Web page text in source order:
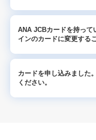
ANA JCBカードを持って
インのカードに変更する
カードを申し込みました
ください。